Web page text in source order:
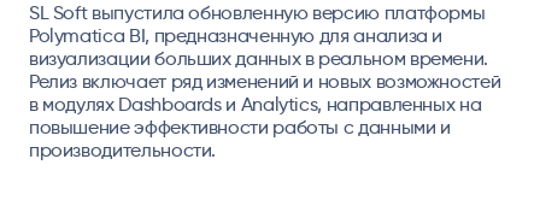
SL Soft выпустила обновленную версию платформы
Polymatica BI, предназначенную для анализа и
визуализации больших данных в реальном времени.
Релиз включает ряд изменений и новых возможностей
в модулях Dashboards и Analytics, направленных на
повышение эффективности работы с данными и
производительности.